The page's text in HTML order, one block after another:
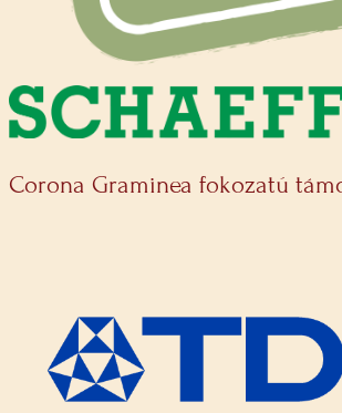
Corona Graminea fokozatú